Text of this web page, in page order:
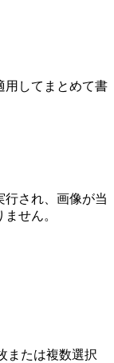
用してまとめて書
行され、画像が当
せん。
または複数選択